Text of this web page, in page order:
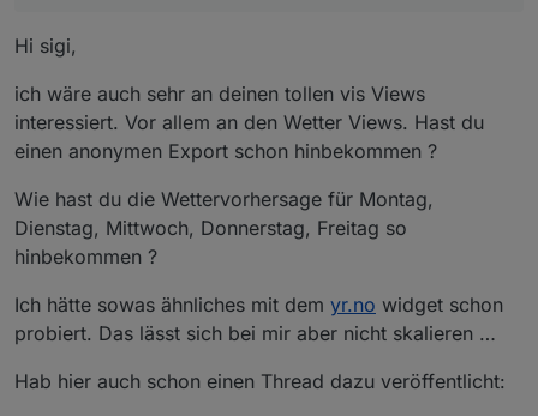
Hi sigi,
ich wäre auch sehr an deinen tollen vis Views
interessiert. Vor allem an den Wetter Views. Hast du
einen anonymen Export schon hinbekommen ?
Wie hast du die Wettervorhersage für Montag,
Dienstag, Mittwoch, Donnerstag, Freitag so
hinbekommen ?
Ich hätte sowas ähnliches mit dem yr.no widget schon
probiert. Das lässt sich bei mir aber nicht skalieren …
Hab hier auch schon einen Thread dazu veröffentlicht: